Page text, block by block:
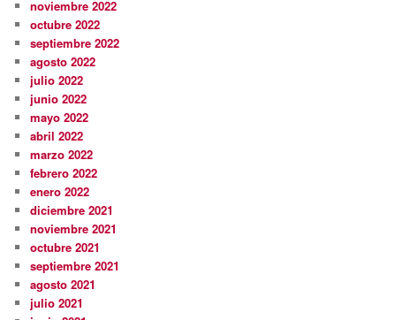
noviembre 2022
octubre 2022
septiembre 2022
agosto 2022
julio 2022
junio 2022
mayo 2022
abril 2022
marzo 2022
febrero 2022
enero 2022
diciembre 2021
noviembre 2021
octubre 2021
septiembre 2021
agosto 2021
julio 2021